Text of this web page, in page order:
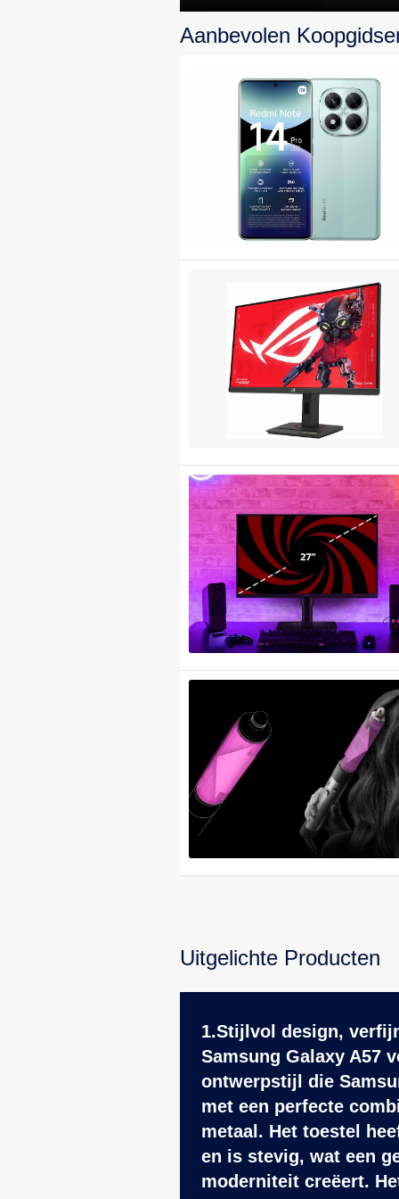
topprestaties en
design
Aanbevolen
Uitgelichte Producten
1.Stijlvol design,
Samsung Galaxy A57
ontwerpstijl die
met een perfecte
metaal. Het toestel
en is stevig, wat een
moderniteit creëert.